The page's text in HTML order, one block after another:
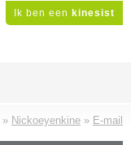
Ik ben een kinesist
» Nickoeyenkine » E-mail